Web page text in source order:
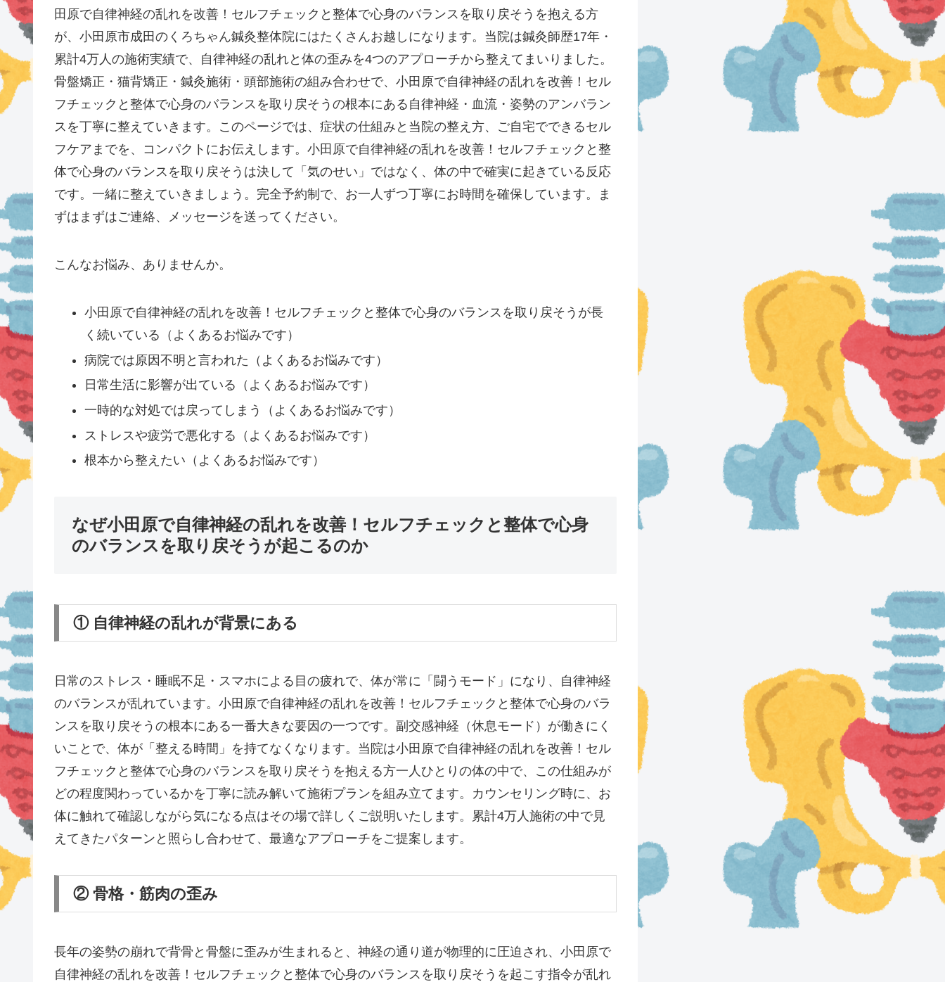
田原で自律神経の乱れを改善！セルフチェックと整体で心身のバランスを取り戻そうを抱える方
が、小田原市成田のくろちゃん鍼灸整体院にはたくさんお越しになります。当院は鍼灸師歴17年・
累計4万人の施術実績で、自律神経の乱れと体の歪みを4つのアプローチから整えてまいりました。
骨盤矯正・猫背矯正・鍼灸施術・頭部施術の組み合わせで、小田原で自律神経の乱れを改善！セル
フチェックと整体で心身のバランスを取り戻そうの根本にある自律神経・血流・姿勢のアンバラン
スを丁寧に整えていきます。このページでは、症状の仕組みと当院の整え方、ご自宅でできるセル
フケアまでを、コンパクトにお伝えします。小田原で自律神経の乱れを改善！セルフチェックと整
体で心身のバランスを取り戻そうは決して「気のせい」ではなく、体の中で確実に起きている反応
です。一緒に整えていきましょう。完全予約制で、お一人ずつ丁寧にお時間を確保しています。ま
ずはまずはご連絡、メッセージを送ってください。
こんなお悩み、ありませんか。
小田原で自律神経の乱れを改善！セルフチェックと整体で心身のバランスを取り戻そうが長
く続いている（よくあるお悩みです）
病院では原因不明と言われた（よくあるお悩みです）
日常生活に影響が出ている（よくあるお悩みです）
一時的な対処では戻ってしまう（よくあるお悩みです）
ストレスや疲労で悪化する（よくあるお悩みです）
根本から整えたい（よくあるお悩みです）
なぜ小田原で自律神経の乱れを改善！セルフチェックと整体で心身
のバランスを取り戻そうが起こるのか
① 自律神経の乱れが背景にある
日常のストレス・睡眠不足・スマホによる目の疲れで、体が常に「闘うモード」になり、自律神経
のバランスが乱れています。小田原で自律神経の乱れを改善！セルフチェックと整体で心身のバラ
ンスを取り戻そうの根本にある一番大きな要因の一つです。副交感神経（休息モード）が働きにく
いことで、体が「整える時間」を持てなくなります。当院は小田原で自律神経の乱れを改善！セル
フチェックと整体で心身のバランスを取り戻そうを抱える方一人ひとりの体の中で、この仕組みが
どの程度関わっているかを丁寧に読み解いて施術プランを組み立てます。カウンセリング時に、お
体に触れて確認しながら気になる点はその場で詳しくご説明いたします。累計4万人施術の中で見
えてきたパターンと照らし合わせて、最適なアプローチをご提案します。
② 骨格・筋肉の歪み
長年の姿勢の崩れで背骨と骨盤に歪みが生まれると、神経の通り道が物理的に圧迫され、小田原で
自律神経の乱れを改善！セルフチェックと整体で心身のバランスを取り戻そうを起こす指令が乱れ